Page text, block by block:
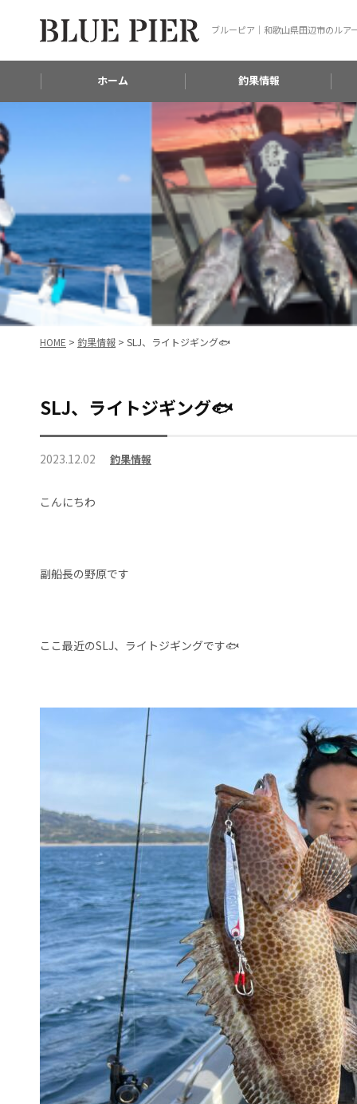
ブルーピア｜和歌山県田辺市のルア
ホーム 釣果情報
HOME > 釣果情報 > SLJ、ライトジギング🐟
SLJ、ライトジギング🐟
2023.12.02 釣果情報
こんにちわ
副船長の野原です
ここ最近のSLJ、ライトジギングです🐟